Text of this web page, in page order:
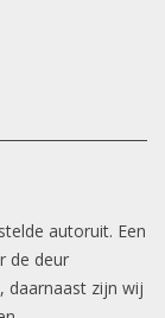
autoruit. Een
de deur
daarnaast zijn wij